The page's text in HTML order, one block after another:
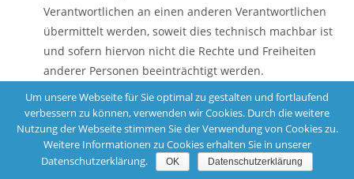
Verantwortlichen an einen anderen Verantwortlichen
übermittelt werden, soweit dies technisch machbar ist
und sofern hiervon nicht die Rechte und Freiheiten
anderer Personen beeinträchtigt werden.
Zur Geltendmachung des Rechts auf
Datenübertragbarkeit kann sich die betroffene Person
jederzeit an einen Mitarbeiter der dem² – alles aus
einer Hand GmbH wenden.
Um unsere Webseite für Sie optimal zu gestalten und fortlaufend
verbessern zu können, verwenden wir Cookies. Durch die weitere
Nutzung der Webseite stimmen Sie der Verwendung von Cookies zu.
Weitere Informationen zu Cookies erhalten Sie in unserer
Datenschutzerklärung.
OK Datenschutzerklärung